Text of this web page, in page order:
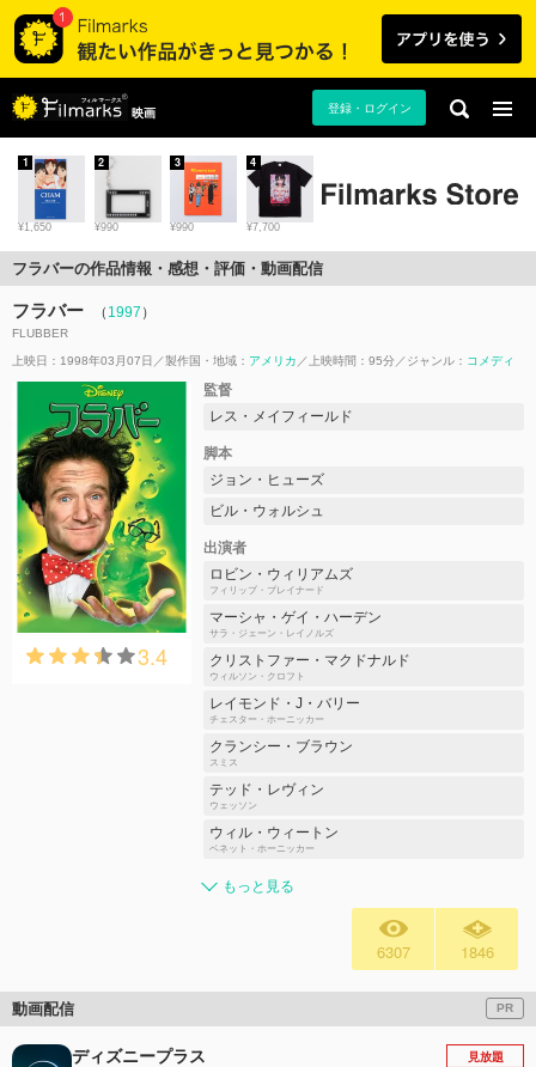
映画 登録・ログイン
¥1,650
1
¥990
2
¥990
3
¥7,700
4
フラバーの作品情報・感想・評価・動画配信
フラバー （ 1997 ）
FLUBBER
上映日：1998年03月07日 製作国・地域： アメリカ 上映時間：95分 ジャンル： コメディ
3.4
監督
レス・メイフィールド
脚本
ジョン・ヒューズ
ビル・ウォルシュ
出演者
ロビン・ウィリアムズ
フィリップ・ブレイナード
マーシャ・ゲイ・ハーデン
サラ・ジェーン・レイノルズ
クリストファー・マクドナルド
ウィルソン・クロフト
レイモンド・J・バリー
チェスター・ホーニッカー
クランシー・ブラウン
スミス
テッド・レヴィン
ウェッソン
ウィル・ウィートン
ベネット・ホーニッカー
もっと見る
6307 1846
動画配信 PR
ディズニープラス 見放題